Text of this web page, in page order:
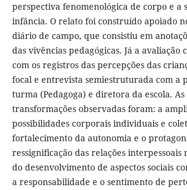
perspectiva fenomenológica de corpo e a
infância. O relato foi construído apoiado
diário de campo, que consistiu em
das vivências pedagógicas. Já a avaliação
com os registros das percepções das
focal e entrevista semiestruturada com a
turma (Pedagoga) e diretora da escola.
transformações observadas foram: a
possibilidades corporais individuais e
fortalecimento da autonomia e o
ressignificação das relações interpessoais
do desenvolvimento de aspectos sociais
a responsabilidade e o sentimento de